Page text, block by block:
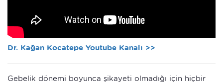
Dr. Kağan Kocatepe Youtube Kanalı >>
Gebelik dönemi boyunca şikayeti olmadığı için hiçbir